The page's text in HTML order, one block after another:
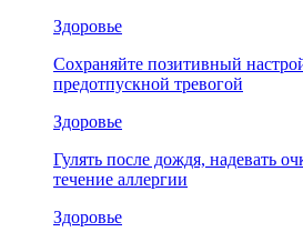
Здоровье
Сохраняйте позитивный
предотпускной тревогой
Здоровье
Гулять после дождя, надевать
течение аллергии
Здоровье